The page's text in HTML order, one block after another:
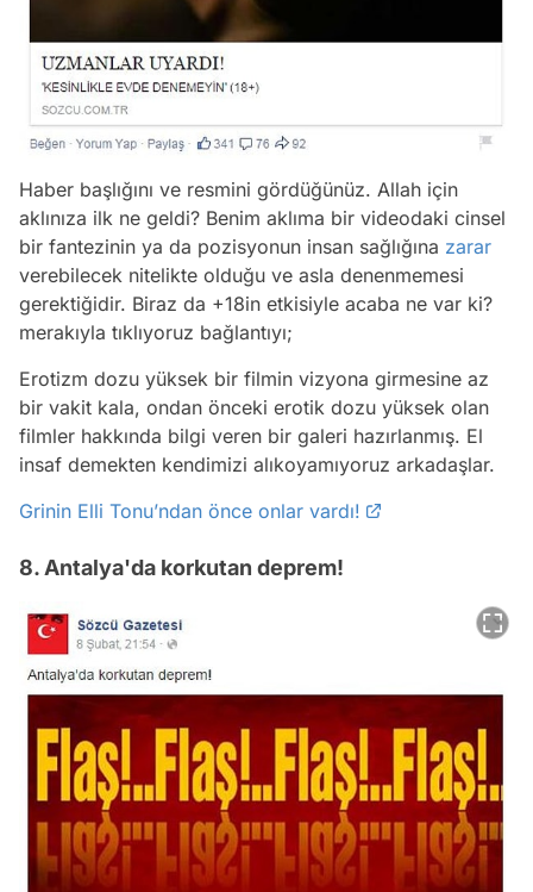
Haber başlığını ve resmini gördüğünüz. Allah için
aklınıza ilk ne geldi? Benim aklıma bir videodaki cinsel
bir fantezinin ya da pozisyonun insan sağlığına zarar
verebilecek nitelikte olduğu ve asla denenmemesi
gerektiğidir. Biraz da +18in etkisiyle acaba ne var ki?
merakıyla tıklıyoruz bağlantıyı;
Erotizm dozu yüksek bir filmin vizyona girmesine az
bir vakit kala, ondan önceki erotik dozu yüksek olan
filmler hakkında bilgi veren bir galeri hazırlanmış. El
insaf demekten kendimizi alıkoyamıyoruz arkadaşlar.
Grinin Elli Tonu’ndan önce onlar vardı!
8. Antalya'da korkutan deprem!